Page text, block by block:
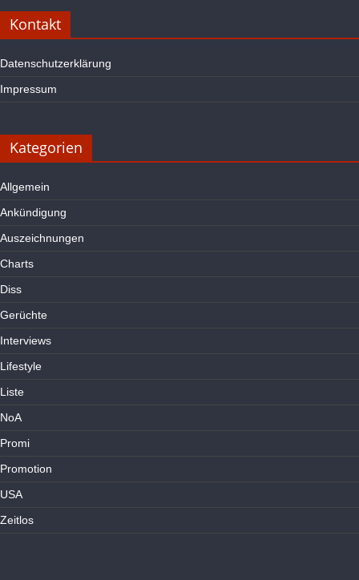
Kontakt
Datenschutzerklärung
Impressum
Kategorien
Allgemein
Ankündigung
Auszeichnungen
Charts
Diss
Gerüchte
Interviews
Lifestyle
Liste
NoA
Promi
Promotion
USA
Zeitlos